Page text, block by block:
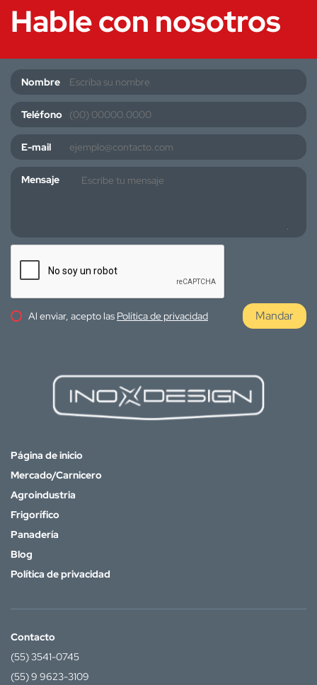
Hable con nosotros
Nombre
Teléfono
E-mail
Mensaje
Al enviar, acepto las Política de privacidad Mandar
Página de inicio
Mercado/Carnicero
Agroindustria
Frigorífico
Panadería
Blog
Política de privacidad
Contacto
(55) 3541-0745
(55) 9 9623-3109